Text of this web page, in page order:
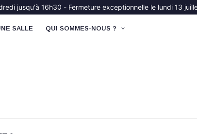
jusqu'à 16h30 - Fermeture exceptionnelle le lundi 13
SALLE
QUI SOMMES-NOUS ?